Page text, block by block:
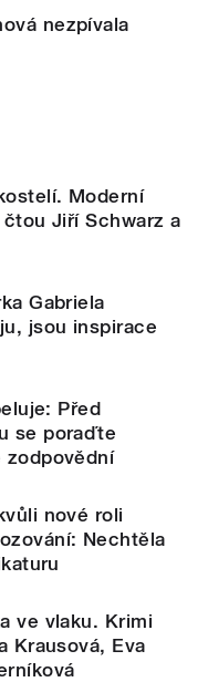
nezpívala
Moderní
Jiří Schwarz a
Gabriela
jsou inspirace
Před
se poraďte
zodpovědní
nové roli
Nechtěla
ve vlaku. Krimi
Krausová, Eva